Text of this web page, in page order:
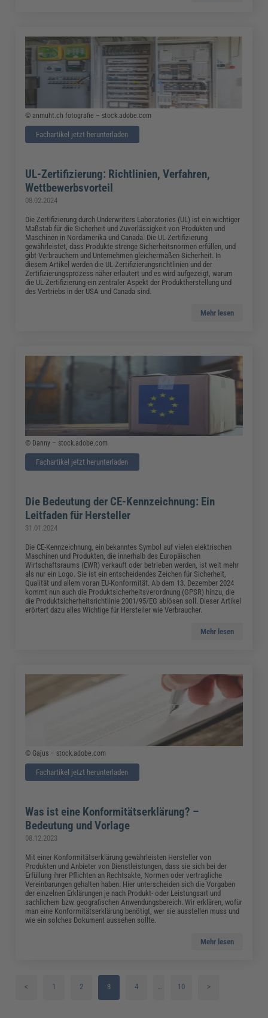
© anmuht.ch fotografie – stock.adobe.com
Fachartikel jetzt herunterladen
UL-Zertifizierung: Richtlinien, Verfahren,
Wettbewerbsvorteil
08.02.2024
Die Zertifizierung durch Underwriters Laboratories (UL) ist ein wichtiger
Maßstab für die Sicherheit und Zuverlässigkeit von Produkten und
Maschinen in Nordamerika und Canada. Die UL-Zertifizierung
gewährleistet, dass Produkte strenge Sicherheitsnormen erfüllen, und
gibt Verbrauchern und Unternehmen gleichermaßen Sicherheit. In
diesem Artikel werden die UL-Zertifizierungsrichtlinien und der
Zertifizierungsprozess näher erläutert und es wird aufgezeigt, warum
die UL-Zertifizierung ein zentraler Aspekt der Produktherstellung und
des Vertriebs in der USA und Canada sind.
Mehr lesen
© Danny – stock.adobe.com
Fachartikel jetzt herunterladen
Die Bedeutung der CE-Kennzeichnung: Ein
Leitfaden für Hersteller
31.01.2024
Die CE-Kennzeichnung, ein bekanntes Symbol auf vielen elektrischen
Maschinen und Produkten, die innerhalb des Europäischen
Wirtschaftsraums (EWR) verkauft oder betrieben werden, ist weit mehr
als nur ein Logo. Sie ist ein entscheidendes Zeichen für Sicherheit,
Qualität und allem voran EU-Konformität. Ab dem 13. Dezember 2024
kommt nun auch die Produktsicherheitsverordnung (GPSR) hinzu, die
die Produktsicherheitsrichtlinie 2001/95/EG ablösen soll. Dieser Artikel
erörtert dazu alles Wichtige für Hersteller wie Verbraucher.
Mehr lesen
© Gajus – stock.adobe.com
Fachartikel jetzt herunterladen
Was ist eine Konformitätserklärung? –
Bedeutung und Vorlage
08.12.2023
Mit einer Konformitätserklärung gewährleisten Hersteller von
Produkten und Anbieter von Dienstleistungen, dass sie sich bei der
Erfüllung ihrer Pflichten an Rechtsakte, Normen oder vertragliche
Vereinbarungen gehalten haben. Hier unterscheiden sich die Vorgaben
der einzelnen Erklärungen je nach Produkt- oder Leistungsart und
sachlichem bzw. geografischen Anwendungsbereich. Wir erklären, wofür
man eine Konformitätserklärung benötigt, wer sie ausstellen muss und
wie ein solches Dokument aussehen sollte.
Mehr lesen
< 1 2 3 4 … 10 >